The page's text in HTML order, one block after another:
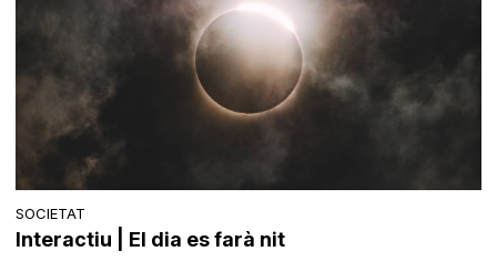
SOCIETAT
Interactiu | El dia es farà nit